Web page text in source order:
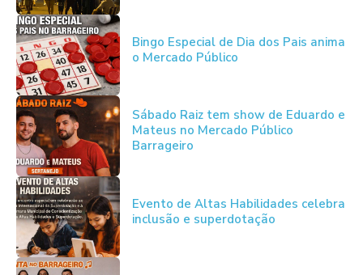
Bingo Especial de Dia dos Pais anima
o Mercado Público
Sábado Raiz tem show de Eduardo e
Mateus no Mercado Público
Barrageiro
Evento de Altas Habilidades celebra
inclusão e superdotação